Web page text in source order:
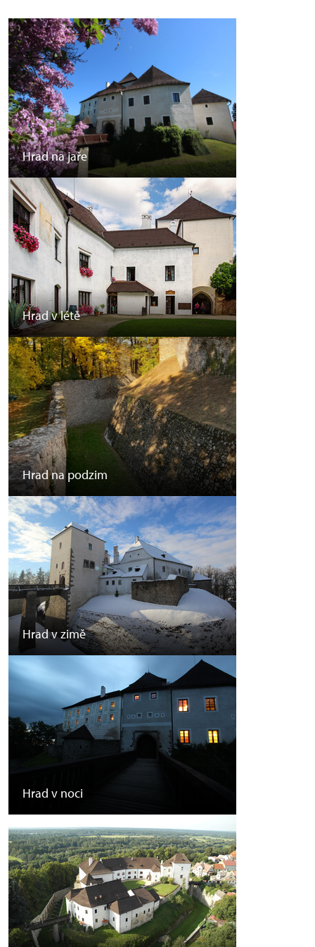
Hrad na jaře
Hrad v létě
Hrad na podzim
Hrad v zimě
Hrad v noci